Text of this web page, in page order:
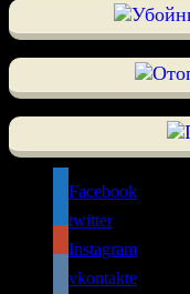
Facebook
twitter
Instagram
vkontakte